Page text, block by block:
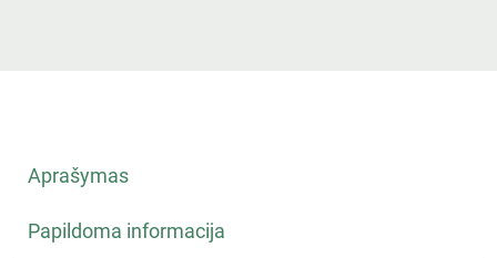
Aprašymas
Papildoma informacija